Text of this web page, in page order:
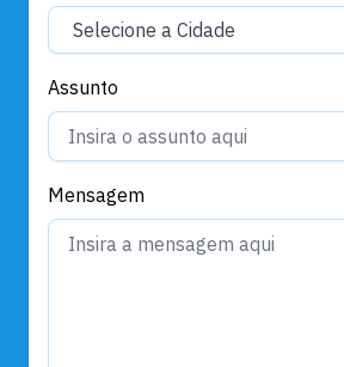
Assunto
Mensagem